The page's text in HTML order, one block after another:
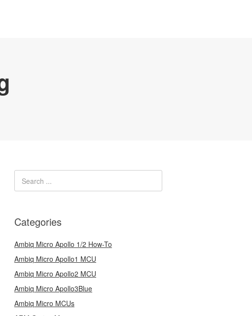
Categories
Ambiq Micro Apollo 1/2 How-To
Ambiq Micro Apollo1 MCU
Ambiq Micro Apollo2 MCU
Ambiq Micro Apollo3Blue
Ambiq Micro MCUs